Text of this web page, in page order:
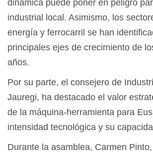
dinámica puede poner en peligro
industrial local. Asimismo, los
energía y ferrocarril se han
principales ejes de crecimiento de
años.
Por su parte, el consejero de
Jauregi, ha destacado el valor
de la máquina-herramienta para
intensidad tecnológica y su
Durante la asamblea, Carmen